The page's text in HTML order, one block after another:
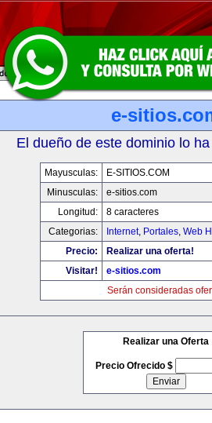
e-
El dueño de este dominio lo
Mayusculas:
E-SITIOS.COM
Minusculas:
e-sitios.com
Longitud:
8 caracteres
Categorias:
Internet, Portales, Web
Precio:
Realizar una oferta!
Visitar!
e-sitios.com
Serán consideradas
Realizar una Oferta
Precio Ofrecido $